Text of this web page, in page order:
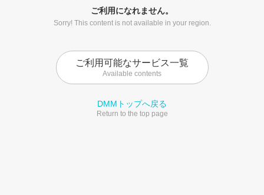
ご利用になれません。
Sorry! This content is not available in your region.
ご利用可能なサービス一覧
Available contents
DMMトップへ戻る
Return to the top page